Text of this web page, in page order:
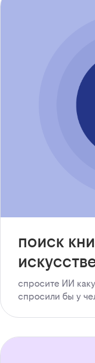
поиск
спросите ИИ
спросили бы у